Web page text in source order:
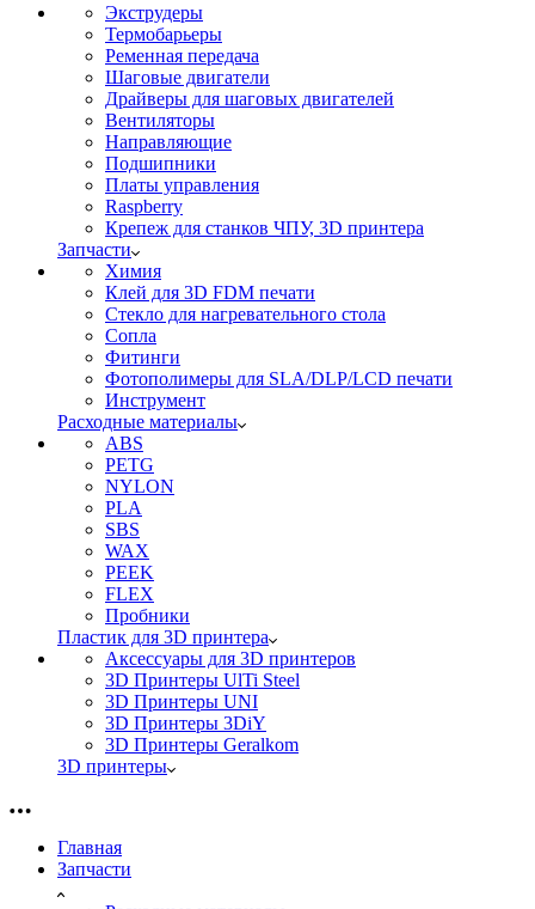
Экструдеры
Термобарьеры
Ременная передача
Шаговые двигатели
Драйверы для шаговых двигателей
Вентиляторы
Направляющие
Подшипники
Платы управления
Raspberry
Крепеж для станков ЧПУ, 3D принтера
Запчасти
Химия
Клей для 3D FDM печати
Стекло для нагревательного стола
Сопла
Фитинги
Фотополимеры для SLA/DLP/LCD печати
Инструмент
Расходные материалы
ABS
PETG
NYLON
PLA
SBS
WAX
PEEK
FLEX
Пробники
Пластик для 3D принтера
Аксессуары для 3D принтеров
3D Принтеры UlTi Steel
3D Принтеры UNI
3D Принтеры 3DiY
3D Принтеры Geralkom
3D принтеры
Главная
Запчасти